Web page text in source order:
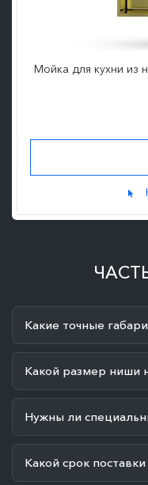
Мойка для кухни из
Какие точные
Какой размер ниши
Нужны ли
Какой срок поставки